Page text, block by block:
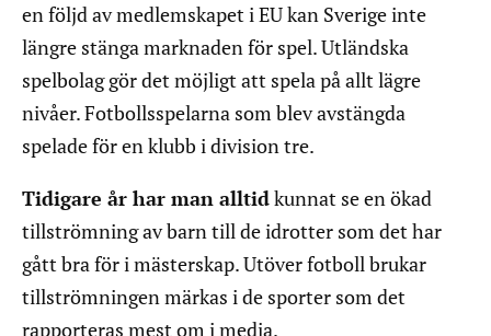
en följd av medlemskapet i EU kan Sverige inte
längre stänga marknaden för spel. Utländska
spelbolag gör det möjligt att spela på allt lägre
nivåer. Fotbollsspelarna som blev avstängda
spelade för en klubb i division tre.
Tidigare år har man alltidkunnat se en ökad
tillströmning av barn till de idrotter som det har
gått bra för i mästerskap. Utöver fotboll brukar
tillströmningen märkas i de sporter som det
rapporteras mest om i media.